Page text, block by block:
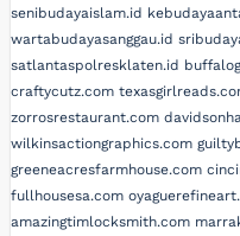
senibudayaislam.id
wartabudayasanggau.id
satlantaspolresklaten.id
craftycutz.com
zorrosrestaurant.com
wilkinsactiongraphics.com
greeneacresfarmhouse.com
fullhousesa.com
amazingtimlocksmith.com